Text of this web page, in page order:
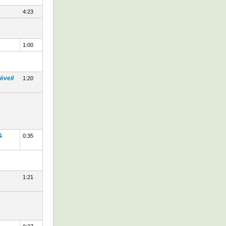
4:23
1:00
1:20
0:35
1:21